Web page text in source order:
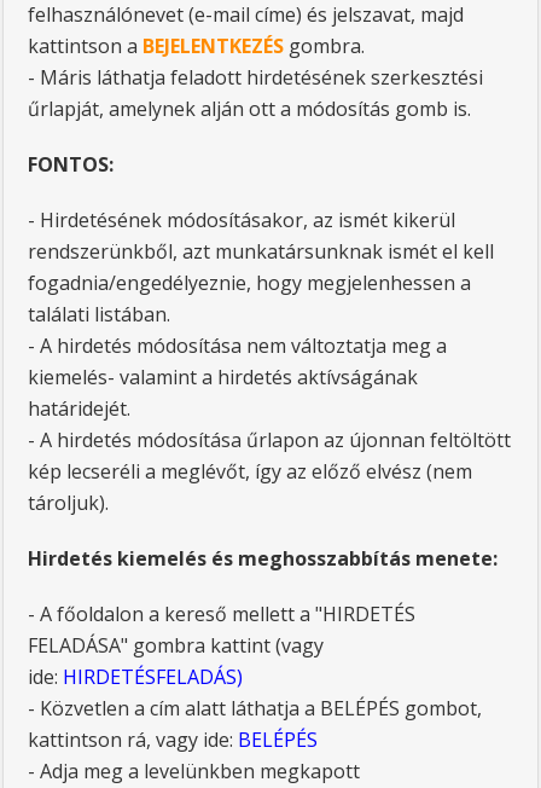
felhasználónevet (e-mail címe) és jelszavat, majd
kattintson a BEJELENTKEZÉS gombra.
- Máris láthatja feladott hirdetésének szerkesztési
űrlapját, amelynek alján ott a módosítás gomb is.
FONTOS:
- Hirdetésének módosításakor, az ismét kikerül
rendszerünkből, azt munkatársunknak ismét el kell
fogadnia/engedélyeznie, hogy megjelenhessen a
találati listában.
- A hirdetés módosítása nem változtatja meg a
kiemelés- valamint a hirdetés aktívságának
határidejét.
- A hirdetés módosítása űrlapon az újonnan feltöltött
kép lecseréli a meglévőt, így az előző elvész (nem
tároljuk).
Hirdetés kiemelés és meghosszabbítás menete:
- A főoldalon a kereső mellett a "HIRDETÉS
FELADÁSA" gombra kattint (vagy
ide: HIRDETÉSFELADÁS)
- Közvetlen a cím alatt láthatja a BELÉPÉS gombot,
kattintson rá, vagy ide: BELÉPÉS
- Adja meg a levelünkben megkapott